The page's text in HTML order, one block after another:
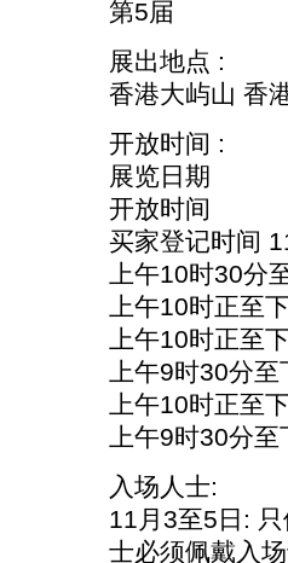
第5届
展出地点 :
香港大屿山 香
开放时间 :
展览日期
开放时间
买家登记时间
上午10时30分
上午10时正至
上午10时正至
上午9时30分
上午10时正至
上午9时30分
入场人士:
11月3至5日:
士必须佩戴入